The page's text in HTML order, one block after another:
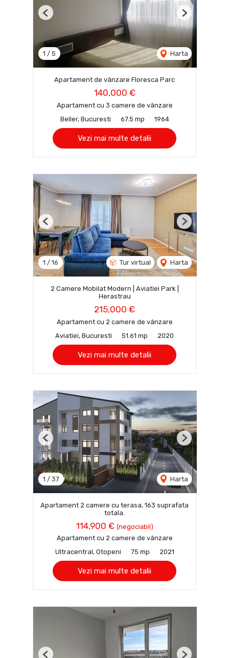
1 / 5 Harta
Previous Next
Apartament de vânzare Floresca Parc
140,000 €
Apartament cu 3 camere de vânzare
Beller, Bucuresti
67.5 mp 1964
Vezi mai multe detalii
1 / 16 Tur virtual Harta
Previous Next
2 Camere Mobilat Modern | Aviatiei Park |
Herastrau
215,000 €
Apartament cu 2 camere de vânzare
Aviatiei, Bucuresti
51.61 mp 2020
Vezi mai multe detalii
1 / 37 Harta
Previous Next
Apartament 2 camere cu terasa, 163 suprafata
totala.
114,900 € (negociabil)
Apartament cu 2 camere de vânzare
Ultracentral, Otopeni
75 mp 2021
Vezi mai multe detalii